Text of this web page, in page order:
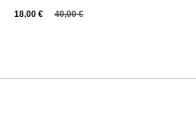
40,00€
18,00 €